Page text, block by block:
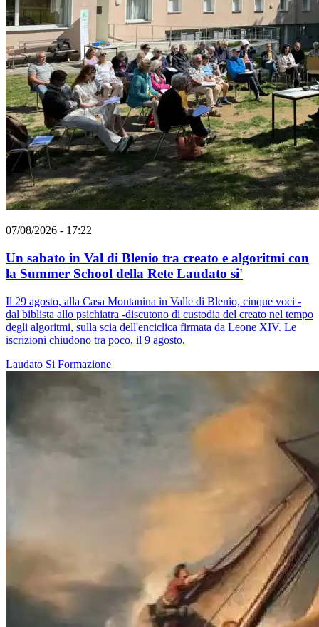
07/08/2026 - 17:22
Un sabato in Val di Blenio tra creato e algoritmi con
la Summer School della Rete Laudato si'
Il 29 agosto, alla Casa Montanina in Valle di Blenio, cinque voci -
dal biblista allo psichiatra -discutono di custodia del creato nel tempo
degli algoritmi, sulla scia dell'enciclica firmata da Leone XIV. Le
iscrizioni chiudono tra poco, il 9 agosto.
Laudato Si Formazione